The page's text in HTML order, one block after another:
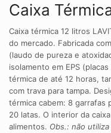
Caixa
Caixa térmica 12 litros
do mercado. Fabricada
(laudo de pureza e
isolamento em EPS
térmica de até 12 horas,
com trava para tampa.
térmica cabem: 8 garrafas
20 latas. O interior da
alimentos. Obs.: não